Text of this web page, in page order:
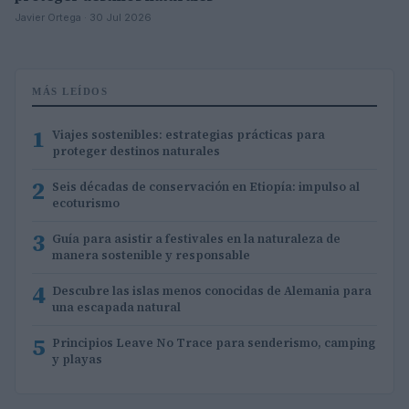
Javier Ortega · 30 Jul 2026
MÁS LEÍDOS
1 Viajes sostenibles: estrategias prácticas para
proteger destinos naturales
2 Seis décadas de conservación en Etiopía: impulso al
ecoturismo
3 Guía para asistir a festivales en la naturaleza de
manera sostenible y responsable
4 Descubre las islas menos conocidas de Alemania para
una escapada natural
5 Principios Leave No Trace para senderismo, camping
y playas